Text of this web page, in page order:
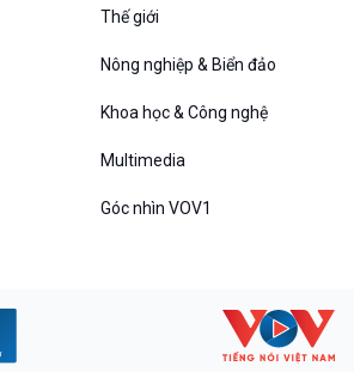
biệt
Thế giới
Nông nghiệp & Biển đảo
Khoa học & Công nghệ
Multimedia
Góc nhìn VOV1